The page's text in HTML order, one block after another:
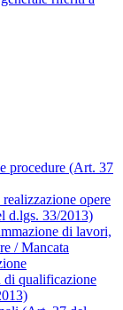
procedure (Art. 37
opere
d.lgs. 33/2013)
di lavori,
/ Mancata
di qualificazione